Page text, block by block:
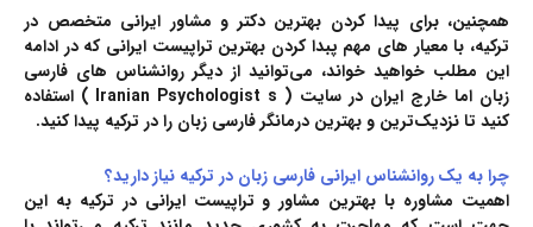
همچنین، برای پیدا کردن بهترین دکتر و مشاور ایرانی متخصص در
ترکیه، با معیار های مهم پبدا کردن بهترین تراپیست ایرانی که در ادامه
این مطلب خواهید خواند، می‌توانید از دیگر روانشناس های فارسی
زبان اما خارج ایران در سایت‌ ( Iranian Psychologist s ) استفاده
کنید تا نزدیک‌ترین و بهترین درمانگر فارسی زبان را در ترکیه پیدا کنید.
چرا به یک روانشناس ایرانی فارسی زبان در ترکیه نیاز دارید؟
اهمیت مشاوره با بهترین مشاور و تراپیست ایرانی در ترکیه به این